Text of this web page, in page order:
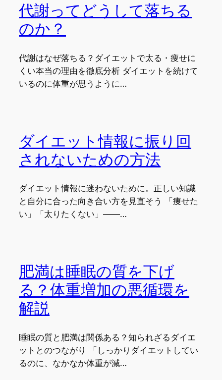
代謝ってどうして落ちる
のか？
代謝はなぜ落ちる？ダイエットで太る・痩せに
くい本当の理由を徹底分析 ダイエットを続けて
いるのに体重が思うように…
ダイエット情報に振り回
されないための方法
ダイエット情報に迷わないために。正しい知識
と自分に合った向き合い方を見直そう 「痩せた
い」「太りたくない」——…
肥満は睡眠の質を下げ
る？体重増加の悪循環を
解説
睡眠の質と肥満は関係ある？知られざるダイエ
ットとのつながり 「しっかりダイエットしてい
るのに、なかなか体重が減…